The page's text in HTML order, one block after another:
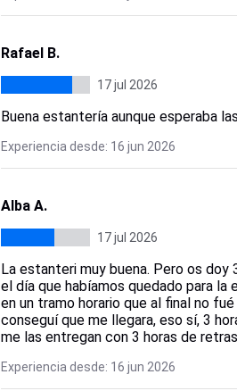
Rafael B.
17 jul 2026
Buena estantería aunque esperaba
Experiencia desde: 16 jun 2026
Alba A.
17 jul 2026
La estanteri muy buena. Pero os
el día que habíamos quedado para
en un tramo horario que al final no
conseguí que me llegara, eso sí, 3
me las entregan con 3 horas de
Experiencia desde: 16 jun 2026